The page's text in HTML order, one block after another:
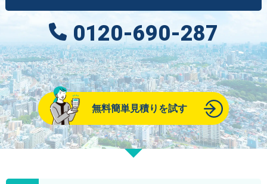
0120-690-287
無料簡単見積りを試す